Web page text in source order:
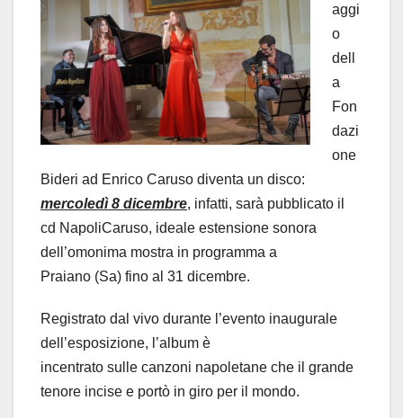
aggi
o
dell
a
Fon
dazi
one
Bideri ad Enrico Caruso diventa un disco:
mercoledì 8 dicembre, infatti, sarà pubblicato il
cd NapoliCaruso, ideale estensione sonora
dell’omonima mostra in programma a
Praiano (Sa) fino al 31 dicembre.
Registrato dal vivo durante l’evento inaugurale
dell’esposizione, l’album è
incentrato sulle canzoni napoletane che il grande
tenore incise e portò in giro per il mondo.